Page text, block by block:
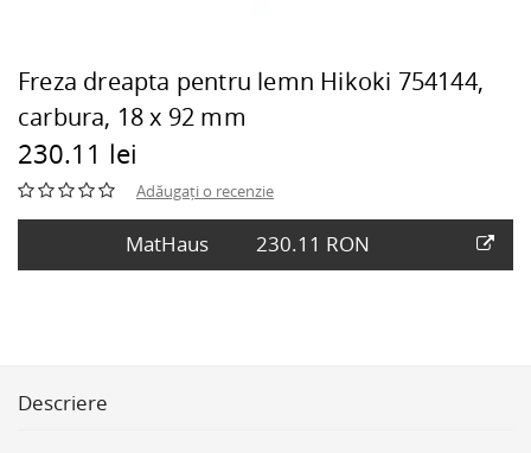
Freza dreapta pentru lemn Hikoki 754144,
carbura, 18 x 92 mm
230.11 lei
Adăugați o recenzie
MatHaus 230.11 RON
Descriere